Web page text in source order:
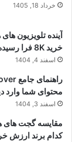
خرداد 18, 1405
خرید 8K فرا رسیده است؟
اسفند 4, 1404
محتوای شما وارد
اسفند 3, 1404
مقایسه گجت های
کدام برند ارزش